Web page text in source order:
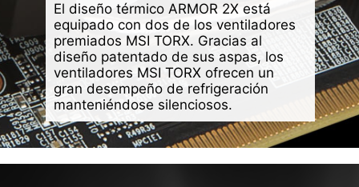
El diseño térmico ARMOR 2X está
equipado con dos de los ventiladores
premiados MSI TORX. Gracias al
diseño patentado de sus aspas, los
ventiladores MSI TORX ofrecen un
gran desempeño de refrigeración
manteniéndose silenciosos.